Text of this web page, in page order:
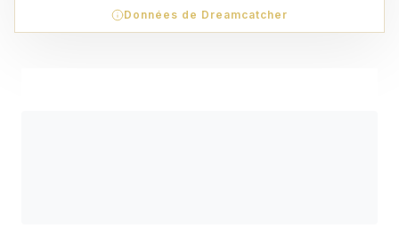
Données de Dreamcatcher